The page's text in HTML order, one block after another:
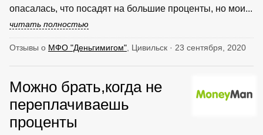
опасалась, что посадят на большие проценты, но мои...
читать полностью
Отзывы о МФО "Деньгимигом" , Цивильск · 23 сентября, 2020
Можно брать,когда не
переплачиваешь
проценты